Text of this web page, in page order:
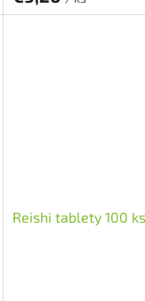
Reishi tablety 100 ks